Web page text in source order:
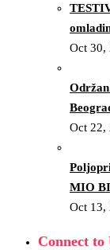
Oct 30,
Oct 22,
MIO
Oct 13,
Connect to